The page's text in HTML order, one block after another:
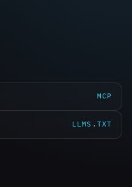
MCP
LLMS.TXT